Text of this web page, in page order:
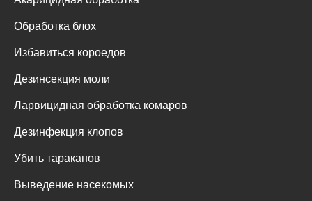
Обработка блох
Избавиться короедов
Дезинсекция моли
Ларвицидная обработка комаров
Дезинфекция клопов
Убить тараканов
Выведение насекомых